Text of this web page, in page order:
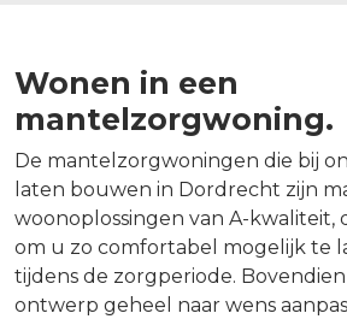
Wonen in een
mantelzorgwoning.
De mantelzorgwoningen die bij
laten bouwen in Dordrecht zijn
woonoplossingen van A-kwaliteit,
om u zo comfortabel mogelijk te
tijdens de zorgperiode.
ontwerp geheel naar wens